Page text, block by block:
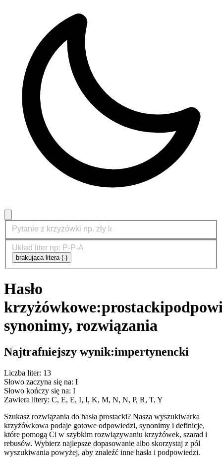
brakująca litera (-)
Hasło
krzyżówkowe:prostacki
synonimy, rozwiązania
Najtrafniejszy wynik:impertynencki
Liczba liter: 13
Słowo zaczyna się na: I
Słowo kończy się na: I
Zawiera litery: C, E, E, I, I, K, M, N, N, P, R, T, Y
Szukasz rozwiązania do hasła prostacki? Nasza wyszukiwarka
krzyżówkowa podaje gotowe odpowiedzi, synonimy i definicje,
które pomogą Ci w szybkim rozwiązywaniu krzyżówek, szarad i
rebusów. Wybierz najlepsze dopasowanie albo skorzystaj z pól
wyszukiwania powyżej, aby znaleźć inne hasła i podpowiedzi.